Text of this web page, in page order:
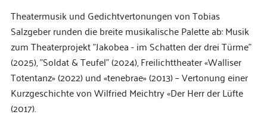
Theatermusik und Gedichtvertonungen von Tobias
Salzgeber runden die breite musikalische Palette ab: Musik
zum Theaterprojekt "Jakobea - im Schatten der drei Türme"
(2025), "Soldat & Teufel" (2024), Freilichttheater «Walliser
Totentanz» (2022) und «tenebrae» (2013) – Vertonung einer
Kurzgeschichte von Wilfried Meichtry «Der Herr der Lüfte
(2017).